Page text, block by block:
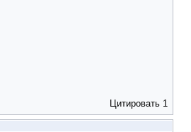
Цитировать 1